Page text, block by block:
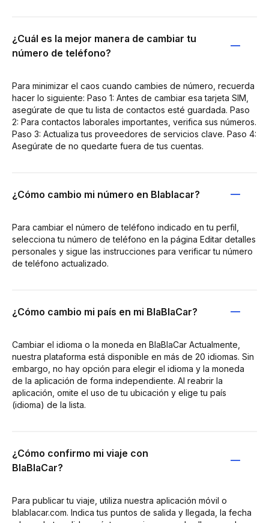
¿Cuál es la mejor manera de cambiar tu
número de teléfono?
Para minimizar el caos cuando cambies de número, recuerda
hacer lo siguiente: Paso 1: Antes de cambiar esa tarjeta SIM,
asegúrate de que tu lista de contactos esté guardada. Paso
2: Para contactos laborales importantes, verifica sus números.
Paso 3: Actualiza tus proveedores de servicios clave. Paso 4:
Asegúrate de no quedarte fuera de tus cuentas.
¿Cómo cambio mi número en Blablacar?
Para cambiar el número de teléfono indicado en tu perfil,
selecciona tu número de teléfono en la página Editar detalles
personales y sigue las instrucciones para verificar tu número
de teléfono actualizado.
¿Cómo cambio mi país en mi BlaBlaCar?
Cambiar el idioma o la moneda en BlaBlaCar Actualmente,
nuestra plataforma está disponible en más de 20 idiomas. Sin
embargo, no hay opción para elegir el idioma y la moneda
de la aplicación de forma independiente. Al reabrir la
aplicación, omite el uso de tu ubicación y elige tu país
(idioma) de la lista.
¿Cómo confirmo mi viaje con
BlaBlaCar?
Para publicar tu viaje, utiliza nuestra aplicación móvil o
blablacar.com. Indica tus puntos de salida y llegada, la fecha